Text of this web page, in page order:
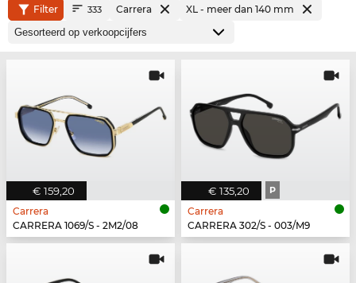
Filter 333 Carrera XL - meer dan 140 mm
€ 159,20
Carrera
CARRERA 1069/S - 2M2/08
€ 135,20 P
Carrera
CARRERA 302/S - 003/M9